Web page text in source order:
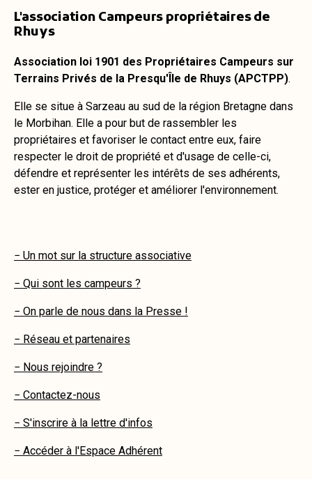
L'association Campeurs propriétaires de
Rhuys
Association loi 1901 des Propriétaires Campeurs sur
Terrains Privés de la Presqu'Île de Rhuys (APCTPP).
Elle se situe à Sarzeau au sud de la région Bretagne dans
le Morbihan. Elle a pour but de rassembler les
propriétaires et favoriser le contact entre eux, faire
respecter le droit de propriété et d'usage de celle-ci,
défendre et représenter les intérêts de ses adhérents,
ester en justice, protéger et améliorer l'environnement.
− Un mot sur la structure associative
− Qui sont les campeurs ?
− On parle de nous dans la Presse !
− Réseau et partenaires
− Nous rejoindre ?
− Contactez-nous
− S'inscrire à la lettre d'infos
− Accéder à l'Espace Adhérent